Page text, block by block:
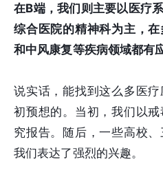
在B端，我们则主要以医疗
综合医院的精神科为主，
和中风康复等疾病领域都有
说实话，能找到这么多医
初预想的。当初，我们以
究报告。随后，一些高校
我们表达了强烈的兴趣。